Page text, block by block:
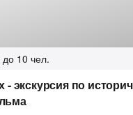
до 10 чел.
- экскурсия по